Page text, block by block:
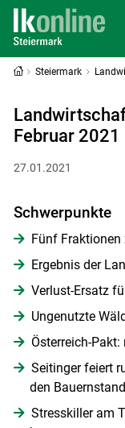
Steiermark
Februar 2021
27.01.2021
Schwerpunkte
Fünf Fraktionen
Ergebnis der
Verlust-Ersatz
Ungenutzte
Österreich-
Seitinger feiert
den Bauernstand
Stresskiller am